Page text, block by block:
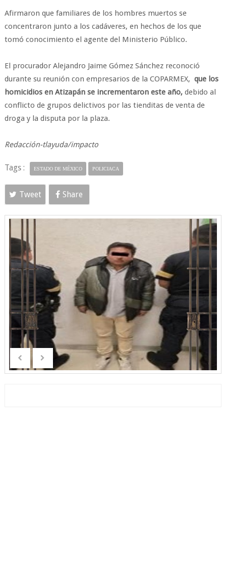
Afirmaron que familiares de los hombres muertos se
concentraron junto a los cadáveres, en hechos de los que
tomó conocimiento el agente del Ministerio Público.
El procurador Alejandro Jaime Gómez Sánchez reconoció
durante su reunión con empresarios de la COPARMEX, que los
homicidios en Atizapán se incrementaron este año,debido al
conflicto de grupos delictivos por las tienditas de venta de
droga y la disputa por la plaza.
Redacción-tlayuda/impacto
Tags : ESTADO DE MÉXICO POLICIACA
Tweet Share